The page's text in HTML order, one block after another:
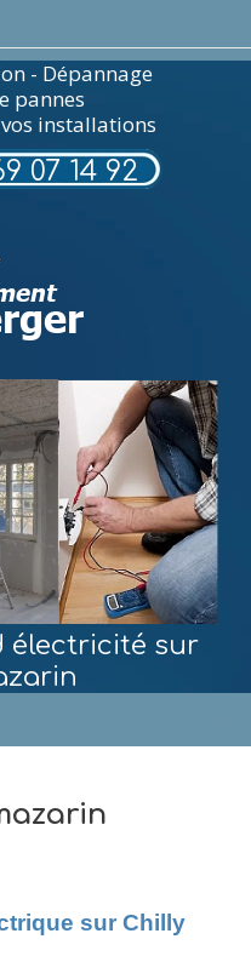
- Dépannage
pannes
installations
07 14 92
électricité sur
sur Chilly